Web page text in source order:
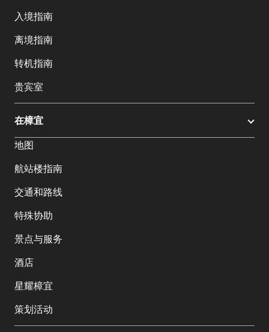
入境指南
离境指南
转机指南
贵宾室
在樟宜
地图
航站楼指南
交通和路线
特殊协助
景点与服务
酒店
星耀樟宜
策划活动